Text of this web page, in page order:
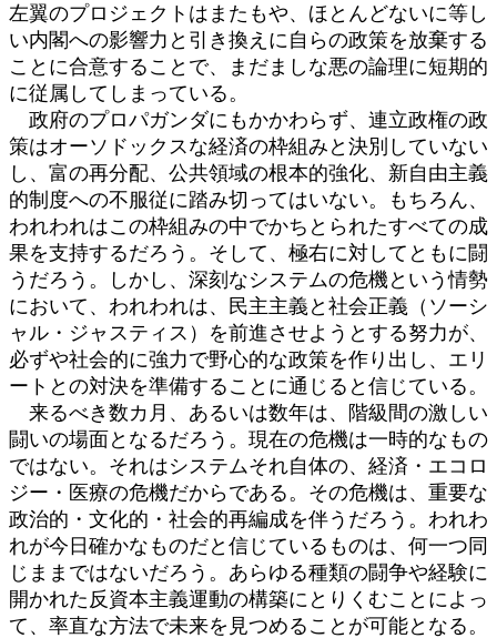
左翼のプロジェクトはまたもや、ほとんどないに等し
い内閣への影響力と引き換えに自らの政策を放棄する
ことに合意することで、まだましな悪の論理に短期的
に従属してしまっている。
政府のプロパガンダにもかかわらず、連立政権の政
策はオーソドックスな経済の枠組みと決別していない
し、富の再分配、公共領域の根本的強化、新自由主義
的制度への不服従に踏み切ってはいない。もちろん、
われわれはこの枠組みの中でかちとられたすべての成
果を支持するだろう。そして、極右に対してともに闘
うだろう。しかし、深刻なシステムの危機という情勢
において、われわれは、民主主義と社会正義（ソーシ
ャル・ジャスティス）を前進させようとする努力が、
必ずや社会的に強力で野心的な政策を作り出し、エリ
ートとの対決を準備することに通じると信じている。
来るべき数カ月、あるいは数年は、階級間の激しい
闘いの場面となるだろう。現在の危機は一時的なもの
ではない。それはシステムそれ自体の、経済・エコロ
ジー・医療の危機だからである。その危機は、重要な
政治的・文化的・社会的再編成を伴うだろう。われわ
れが今日確かなものだと信じているものは、何一つ同
じままではないだろう。あらゆる種類の闘争や経験に
開かれた反資本主義運動の構築にとりくむことによっ
て、率直な方法で未来を見つめることが可能となる。